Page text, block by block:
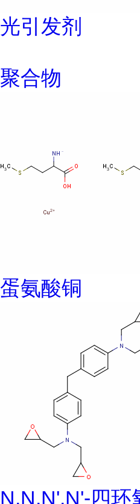
光引发剂
聚合物
蛋氨酸铜
N,N,N',N'-四环